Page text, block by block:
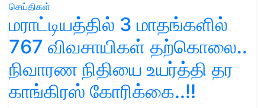
செய்திகள்
மராட்டியத்தில் 3 மாதங்களில்
767 விவசாயிகள் தற்கொலை..
நிவாரண நிதியை உயர்த்தி தர
காங்கிரஸ் கோரிக்கை..!!